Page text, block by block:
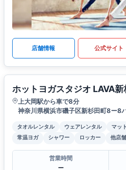
店舗情報 公式サイト
ホットヨガスタジオ LAVA新
上大岡駅から車で8分
神奈川県横浜市磯子区新杉田町8ー8
タオルレンタル ウェアレンタル マッ
常温ヨガ
シャワー ロッカー 他店
営業時間
ー